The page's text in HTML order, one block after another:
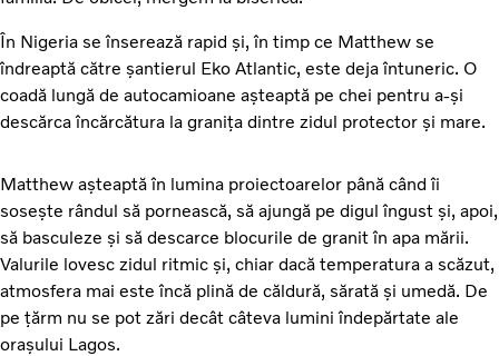
În Nigeria se înserează rapid și, în timp ce Matthew se
îndreaptă către șantierul Eko Atlantic, este deja întuneric. O
coadă lungă de autocamioane așteaptă pe chei pentru a-și
descărca încărcătura la granița dintre zidul protector și mare.
Matthew așteaptă în lumina proiectoarelor până când îi
sosește rândul să pornească, să ajungă pe digul îngust și, apoi,
să basculeze și să descarce blocurile de granit în apa mării.
Valurile lovesc zidul ritmic și, chiar dacă temperatura a scăzut,
atmosfera mai este încă plină de căldură, sărată și umedă. De
pe țărm nu se pot zări decât câteva lumini îndepărtate ale
orașului Lagos.